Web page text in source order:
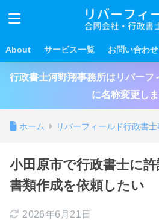
About サービス一覧 お問い合わせ
行政書士河野翔事務所はリバーフ
に名称変更し
ホーム リバーフィールド行政書
小田原市で行政書士に
書類作成を依頼したい
2026年6月21日